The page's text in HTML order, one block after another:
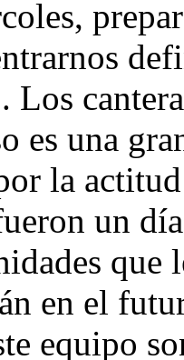
Los
es una
la
un
que
en el
equipo